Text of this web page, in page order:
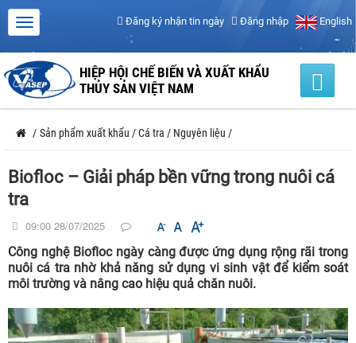
Đăng ký nhận tin ngày Đăng nhập English
HIỆP HỘI CHẾ BIẾN VÀ XUẤT KHẨU
THỦY SẢN VIỆT NAM
/ Sản phẩm xuất khẩu /Cá tra / Nguyên liệu /
Biofloc – Giải pháp bền vững trong nuôi cá
tra
09:00 28/07/2025
Công nghệ Biofloc ngày càng được ứng dụng rộng rãi trong
nuôi cá tra nhờ khả năng sử dụng vi sinh vật để kiểm soát
môi trường và nâng cao hiệu quả chăn nuôi.